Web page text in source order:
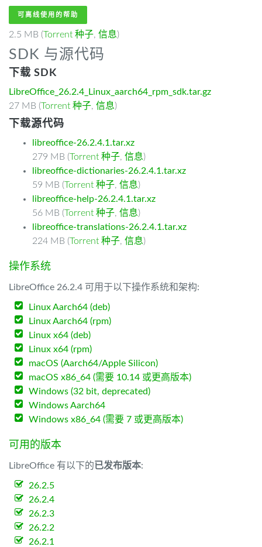
可离线使用的帮助
2.5 MB (Torrent 种子, 信息)
SDK 与源代码
下载 SDK
LibreOffice_26.2.4_Linux_aarch64_rpm_sdk.tar.gz
27 MB (Torrent 种子, 信息)
下载源代码
libreoffice-26.2.4.1.tar.xz
279 MB (Torrent 种子, 信息)
libreoffice-dictionaries-26.2.4.1.tar.xz
59 MB (Torrent 种子, 信息)
libreoffice-help-26.2.4.1.tar.xz
56 MB (Torrent 种子, 信息)
libreoffice-translations-26.2.4.1.tar.xz
224 MB (Torrent 种子, 信息)
操作系统
LibreOffice 26.2.4 可用于以下操作系统和架构:
Linux Aarch64 (deb)
Linux Aarch64 (rpm)
Linux x64 (deb)
Linux x64 (rpm)
macOS (Aarch64/Apple Silicon)
macOS x86_64 (需要 10.14 或更高版本)
Windows (32 bit, deprecated)
Windows Aarch64
Windows x86_64 (需要 7 或更高版本)
可用的版本
LibreOffice 有以下的已发布版本:
26.2.5
26.2.4
26.2.3
26.2.2
26.2.1